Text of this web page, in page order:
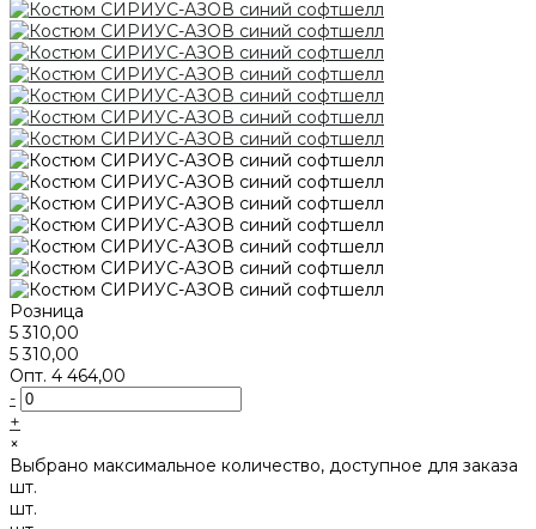
Розница
5 310,00
5 310,00
Опт. 4 464,00
-
+
×
Выбрано максимальное количество, доступное для заказа
шт.
шт.